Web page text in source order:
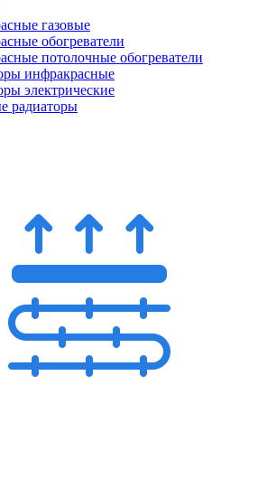
газовые
обогреватели
потолочные обогреватели
инфракрасные
электрические
радиаторы